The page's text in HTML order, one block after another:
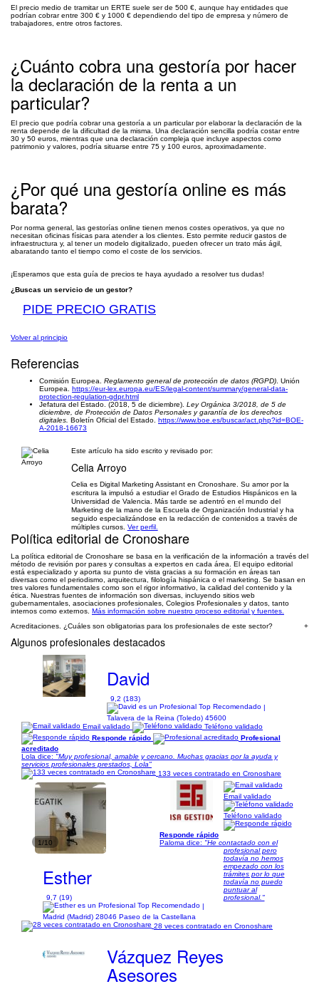
El precio medio de tramitar un ERTE suele ser de 500 €, aunque hay entidades que
podrían cobrar entre 300 € y 1000 € dependiendo del tipo de empresa y número de
trabajadores, entre otros factores.
¿Cuánto cobra una gestoría por hacer
la declaración de la renta a un
particular?
El precio que podría cobrar una gestoría a un particular por elaborar la declaración de la
renta depende de la dificultad de la misma. Una declaración sencilla podría costar entre
30 y 50 euros, mientras que una declaración compleja que incluye aspectos como
patrimonio y valores, podría situarse entre 75 y 100 euros, aproximadamente.
¿Por qué una gestoría online es más
barata?
Por norma general, las gestorías online tienen menos costes operativos, ya que no
necesitan oficinas físicas para atender a los clientes. Esto permite reducir gastos de
infraestructura y, al tener un modelo digitalizado, pueden ofrecer un trato más ágil,
abaratando tanto el tiempo como el coste de los servicios.
¡Esperamos que esta guía de precios te haya ayudado a resolver tus dudas!
¿Buscas un servicio de un gestor?
PIDE PRECIO GRATIS
Volver al principio
Referencias
Comisión Europea. Reglamento general de protección de datos (RGPD) . Unión
Europea. https://eur-lex.europa.eu/ES/legal-content/summary/general-data-
protection-regulation-gdpr.html
Jefatura del Estado. (2018, 5 de diciembre). Ley Orgánica 3/2018, de 5 de
diciembre, de Protección de Datos Personales y garantía de los derechos
digitales. Boletín Oficial del Estado. https://www.boe.es/buscar/act.php?id=BOE-
A-2018-16673
Este artículo ha sido escrito y revisado por:
Celia Arroyo
Celia es Digital Marketing Assistant en Cronoshare. Su amor por la
escritura la impulsó a estudiar el Grado de Estudios Hispánicos en la
Universidad de Valencia. Más tarde se adentró en el mundo del
Marketing de la mano de la Escuela de Organización Industrial y ha
seguido especializándose en la redacción de contenidos a través de
múltiples cursos. Ver perfil.
Política editorial de Cronoshare
La política editorial de Cronoshare se basa en la verificación de la información a través del
método de revisión por pares y consultas a expertos en cada área. El equipo editorial
está especializado y aporta su punto de vista gracias a su formación en áreas tan
diversas como el periodismo, arquitectura, filología hispánica o el marketing. Se basan en
tres valores fundamentales como son el rigor informativo, la calidad del contenido y la
ética. Nuestras fuentes de información son diversas, incluyendo sitios web
gubernamentales, asociaciones profesionales, Colegios Profesionales y datos, tanto
internos como externos. Más información sobre nuestro proceso editorial y fuentes.
Acreditaciones. ¿Cuáles son obligatorias para los profesionales de este sector?
+
Algunos profesionales destacados
David
9,2 (183)
|
Talavera de la Reina (Toledo) 45600
Email validado
Teléfono validado
Responde rápido
Profesional
acreditado
Lola dice: "Muy profesional, amable y cercano. Muchas gracias por la ayuda y
servicios profesionales prestados, Lola"
133 veces contratado en Cronoshare
1/10
Esther
9,7 (19)
Madrid (Madrid) 28046 Paseo de la Castellana
Email validado
Teléfono validado
Responde rápido
Paloma dice: "He contactado con el
profesional pero
todavía no hemos
empezado con los
trámites por lo que
todavía no puedo
puntuar al
profesional."
28 veces contratado en Cronoshare
Vázquez Reyes
Asesores